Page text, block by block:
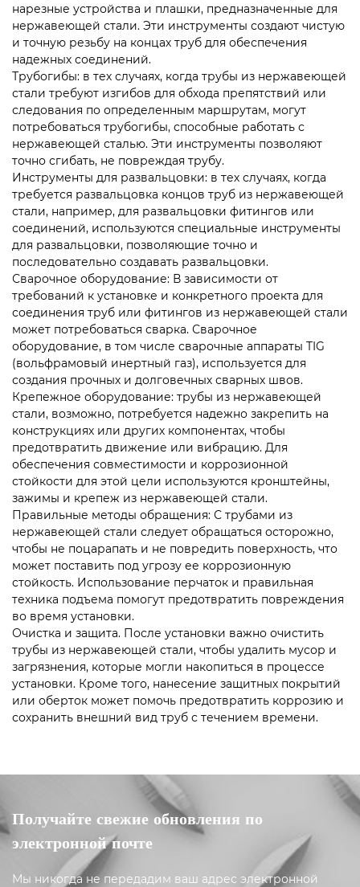
нарезные устройства и плашки, предназначенные для
нержавеющей стали. Эти инструменты создают чистую
и точную резьбу на концах труб для обеспечения
надежных соединений.
Трубогибы: в тех случаях, когда трубы из нержавеющей
стали требуют изгибов для обхода препятствий или
следования по определенным маршрутам, могут
потребоваться трубогибы, способные работать с
нержавеющей сталью. Эти инструменты позволяют
точно сгибать, не повреждая трубу.
Инструменты для развальцовки: в тех случаях, когда
требуется развальцовка концов труб из нержавеющей
стали, например, для развальцовки фитингов или
соединений, используются специальные инструменты
для развальцовки, позволяющие точно и
последовательно создавать развальцовки.
Сварочное оборудование: В зависимости от
требований к установке и конкретного проекта для
соединения труб или фитингов из нержавеющей стали
может потребоваться сварка. Сварочное
оборудование, в том числе сварочные аппараты TIG
(вольфрамовый инертный газ), используется для
создания прочных и долговечных сварных швов.
Крепежное оборудование: трубы из нержавеющей
стали, возможно, потребуется надежно закрепить на
конструкциях или других компонентах, чтобы
предотвратить движение или вибрацию. Для
обеспечения совместимости и коррозионной
стойкости для этой цели используются кронштейны,
зажимы и крепеж из нержавеющей стали.
Правильные методы обращения: С трубами из
нержавеющей стали следует обращаться осторожно,
чтобы не поцарапать и не повредить поверхность, что
может поставить под угрозу ее коррозионную
стойкость. Использование перчаток и правильная
техника подъема помогут предотвратить повреждения
во время установки.
Очистка и защита. После установки важно очистить
трубы из нержавеющей стали, чтобы удалить мусор и
загрязнения, которые могли накопиться в процессе
установки. Кроме того, нанесение защитных покрытий
или оберток может помочь предотвратить коррозию и
сохранить внешний вид труб с течением времени.
Получайте свежие обновления по
электронной почте
Мы никогда не передадим ваш адрес электронной